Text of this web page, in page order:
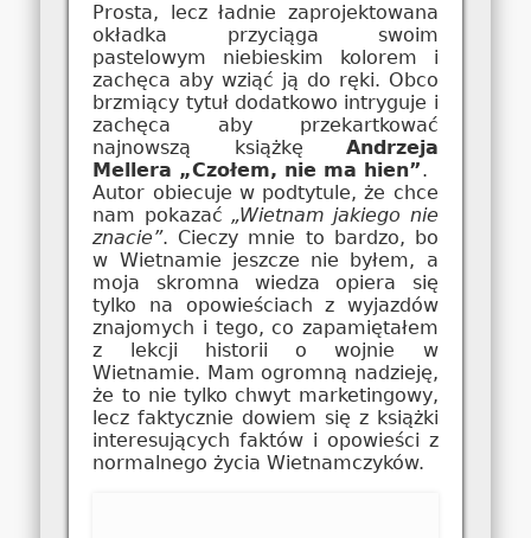
Prosta, lecz ładnie zaprojektowana
okładka przyciąga swoim
pastelowym niebieskim kolorem i
zachęca aby wziąć ją do ręki. Obco
brzmiący tytuł dodatkowo intryguje i
zachęca aby przekartkować
najnowszą książkę Andrzeja
Mellera „Czołem, nie ma hien”.
Autor obiecuje w podtytule, że chce
nam pokazać „Wietnam jakiego nie
znacie”. Cieczy mnie to bardzo, bo
w Wietnamie jeszcze nie byłem, a
moja skromna wiedza opiera się
tylko na opowieściach z wyjazdów
znajomych i tego, co zapamiętałem
z lekcji historii o wojnie w
Wietnamie. Mam ogromną nadzieję,
że to nie tylko chwyt marketingowy,
lecz faktycznie dowiem się z książki
interesujących faktów i opowieści z
normalnego życia Wietnamczyków.